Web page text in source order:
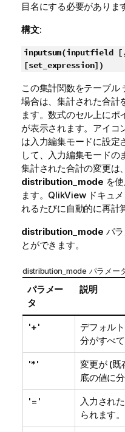
目名にする必要がありま
構文:
inputsum(inputfield [,
[set_expression] )
この集計関数をテーブル
場合は、集計された合計
ます。数式のセル上にポ
が表示されます。アイコ
は入力編集モードに設定
して、入力編集モードの
集計された合計の変更は
distribution_mode を
ます。 QlikViewドキュメ
れるたびに自動的に再計
distribution_mode パ
とができます。
distribution_mode パラメー
パラメー
タ
説明
'+'
デフォル
分がすべ
'*'
変更が (既
底の値に
'='
入力され
られます。